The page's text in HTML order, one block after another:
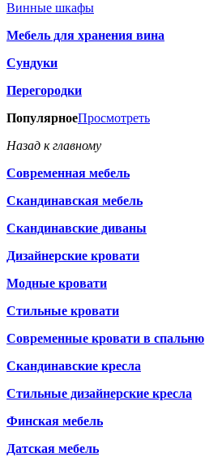
Винные шкафы
Мебель для хранения вина
Сундуки
Перегородки
ПопулярноеПросмотреть
Назад к главному
Современная мебель
Скандинавская мебель
Скандинавские диваны
Дизайнерские кровати
Модные кровати
Стильные кровати
Современные кровати в спальню
Скандинавские кресла
Стильные дизайнерские кресла
Финская мебель
Датская мебель